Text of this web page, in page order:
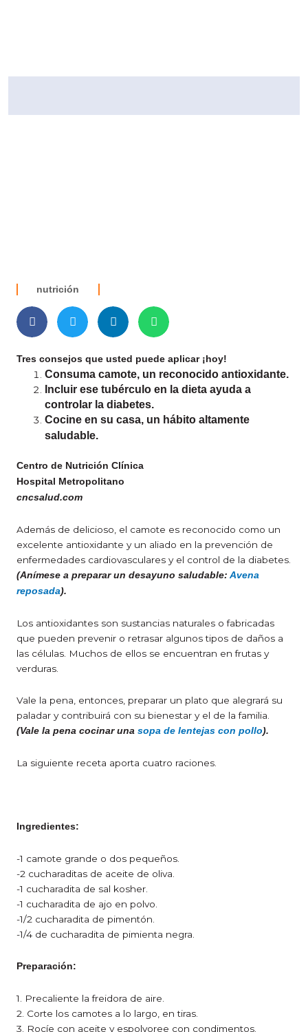
nutrición
Tres consejos que usted puede aplicar ¡hoy!
Consuma camote, un reconocido antioxidante.
Incluir ese tubérculo en la dieta ayuda a
controlar la diabetes.
Cocine en su casa, un hábito altamente
saludable.
Centro de Nutrición Clínica
Hospital Metropolitano
cncsalud.com
Además de delicioso, el camote es reconocido como un
excelente antioxidante y un aliado en la prevención de
enfermedades cardiovasculares y el control de la diabetes.
(Anímese a preparar un desayuno saludable: Avena
reposada).
Los antioxidantes son sustancias naturales o fabricadas
que pueden prevenir o retrasar algunos tipos de daños a
las células. Muchos de ellos se encuentran en frutas y
verduras.
Vale la pena, entonces, preparar un plato que alegrará su
paladar y contribuirá con su bienestar y el de la familia.
(Vale la pena cocinar una sopa de lentejas con pollo).
La siguiente receta aporta cuatro raciones.
Ingredientes:
-1 camote grande o dos pequeños.
-2 cucharaditas de aceite de oliva.
-1 cucharadita de sal kosher.
-1 cucharadita de ajo en polvo.
-1/2 cucharadita de pimentón.
-1/4 de cucharadita de pimienta negra.
Preparación:
1. Precaliente la freidora de aire.
2. Corte los camotes a lo largo, en tiras.
3. Rocíe con aceite y espolvoree con condimentos.